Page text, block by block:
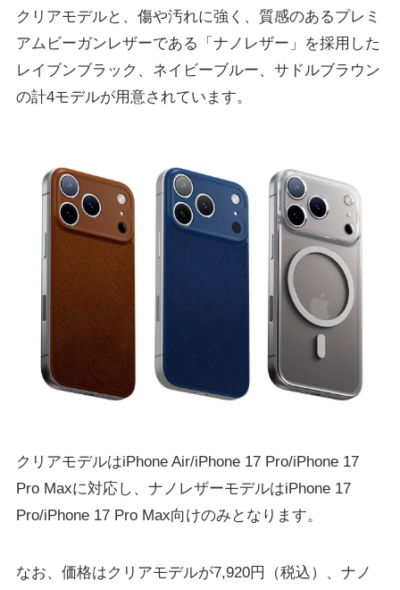
クリアモデルと、傷や汚れに強く、質感のあるプレミ
アムビーガンレザーである「ナノレザー」を採用した
レイブンブラック、ネイビーブルー、サドルブラウン
の計4モデルが用意されています。
クリアモデルはiPhone Air/iPhone 17 Pro/iPhone 17
Pro Maxに対応し、ナノレザーモデルはiPhone 17
Pro/iPhone 17 Pro Max向けのみとなります。
なお、価格はクリアモデルが7,920円（税込）、ナノ